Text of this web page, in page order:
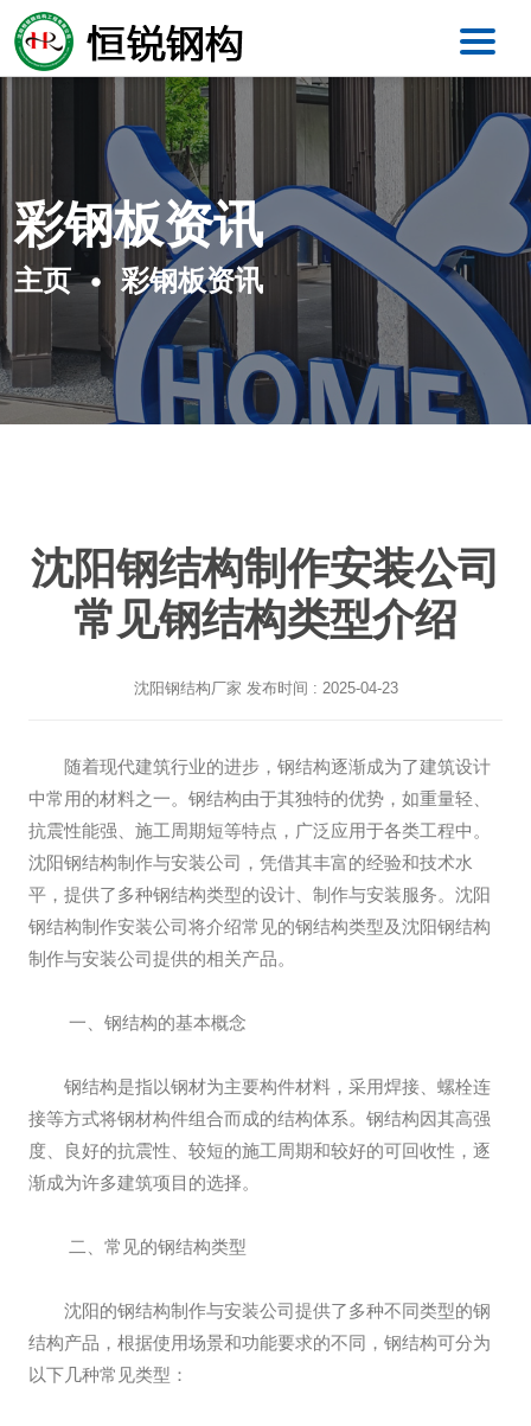
彩钢板资讯
主页 彩钢板资讯
沈阳钢结构制作安装公司
常见钢结构类型介绍
沈阳钢结构厂家 发布时间 : 2025-04-23
随着现代建筑行业的进步，钢结构逐渐成为了建筑设计
中常用的材料之一。钢结构由于其独特的优势，如重量轻、
抗震性能强、施工周期短等特点，广泛应用于各类工程中。
沈阳钢结构制作与安装公司，凭借其丰富的经验和技术水
平，提供了多种钢结构类型的设计、制作与安装服务。沈阳
钢结构制作安装公司将介绍常见的钢结构类型及沈阳钢结构
制作与安装公司提供的相关产品。
一、钢结构的基本概念
钢结构是指以钢材为主要构件材料，采用焊接、螺栓连
接等方式将钢材构件组合而成的结构体系。钢结构因其高强
度、良好的抗震性、较短的施工周期和较好的可回收性，逐
渐成为许多建筑项目的选择。
二、常见的钢结构类型
沈阳的钢结构制作与安装公司提供了多种不同类型的钢
结构产品，根据使用场景和功能要求的不同，钢结构可分为
以下几种常见类型：